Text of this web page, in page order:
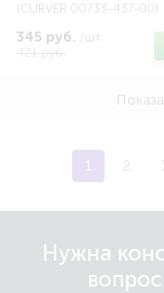
(CURVER 00733-437-00)
345 руб. /шт
421 руб.
1 2
Нужна